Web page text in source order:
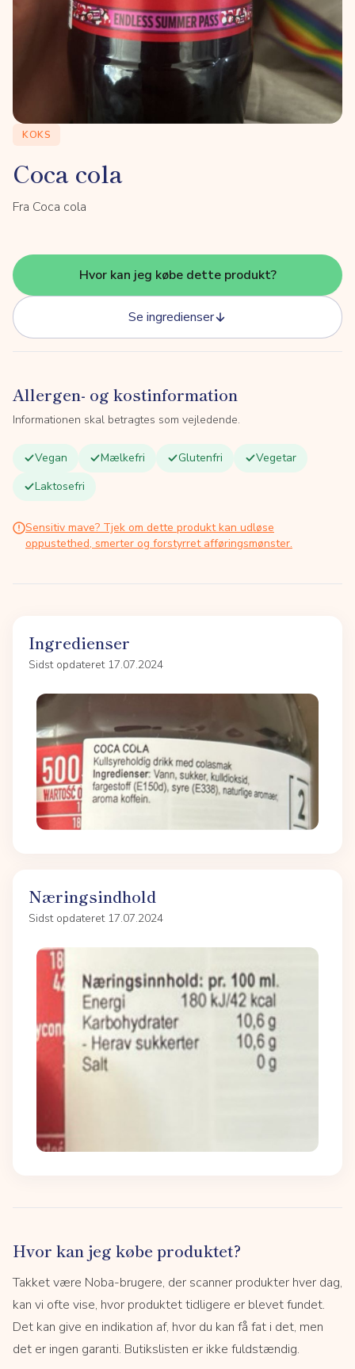
KOKS
Coca cola
Fra Coca cola
Hvor kan jeg købe dette produkt?
Se ingredienser
Allergen- og kostinformation
Informationen skal betragtes som vejledende.
Vegan Mælkefri Glutenfri
Vegetar
Laktosefri
Sensitiv mave? Tjek om dette produkt kan udløse
oppustethed, smerter og forstyrret afføringsmønster.
Ingredienser
Sidst opdateret 17.07.2024
Næringsindhold
Sidst opdateret 17.07.2024
Hvor kan jeg købe produktet?
Takket være Noba-brugere, der scanner produkter hver dag,
kan vi ofte vise, hvor produktet tidligere er blevet fundet.
Det kan give en indikation af, hvor du kan få fat i det, men
det er ingen garanti. Butikslisten er ikke fuldstændig.